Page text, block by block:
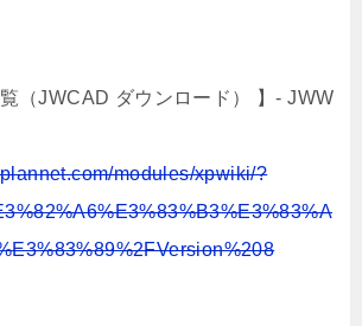
（JWCAD ダウンロード） 】- JWW
modules/xpwiki/?